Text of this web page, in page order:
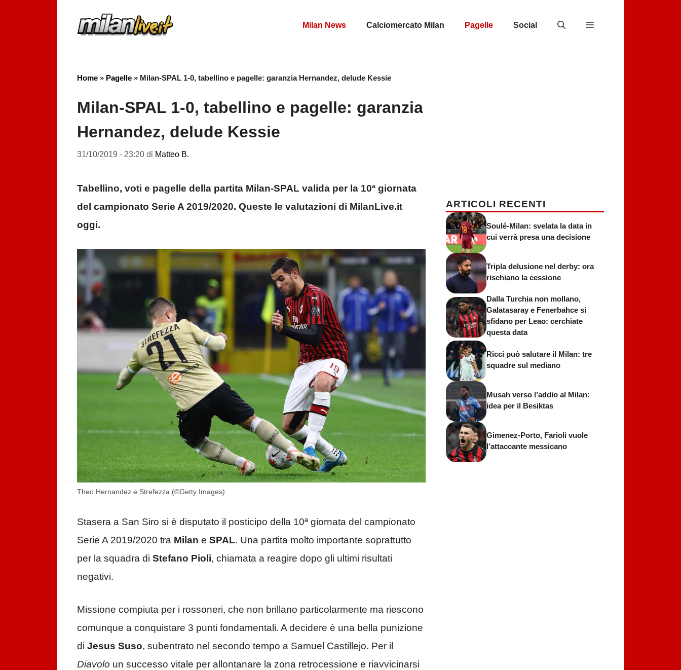
Milan News Calciomercato Milan Pagelle Social
Home » Pagelle » Milan-SPAL 1-0, tabellino e pagelle: garanzia Hernandez, delude Kessie
Milan-SPAL 1-0, tabellino e pagelle: garanzia
Hernandez, delude Kessie
31/10/2019 - 23:20 di Matteo B.
Tabellino, voti e pagelle della partita Milan-SPAL valida per la 10ª giornata
del campionato Serie A 2019/2020. Queste le valutazioni di MilanLive.it
oggi.
Theo Hernandez e Strefezza (©Getty Images)
Stasera a San Siro si è disputato il posticipo della 10ª giornata del campionato
Serie A 2019/2020 tra Milan e SPAL. Una partita molto importante soprattutto
per la squadra di Stefano Pioli, chiamata a reagire dopo gli ultimi risultati
negativi.
Missione compiuta per i rossoneri, che non brillano particolarmente ma riescono
comunque a conquistare 3 punti fondamentali. A decidere è una bella punizione
di Jesus Suso, subentrato nel secondo tempo a Samuel Castillejo. Per il
Diavolo un successo vitale per allontanare la zona retrocessione e riavvicinarsi
ARTICOLI RECENTI
Soulé-Milan: svelata la data in
cui verrà presa una decisione
Tripla delusione nel derby: ora
rischiano la cessione
Dalla Turchia non mollano,
Galatasaray e Fenerbahce si
sfidano per Leao: cerchiate
questa data
Ricci può salutare il Milan: tre
squadre sul mediano
Musah verso l’addio al Milan:
idea per il Besiktas
Gimenez-Porto, Farioli vuole
l’attaccante messicano